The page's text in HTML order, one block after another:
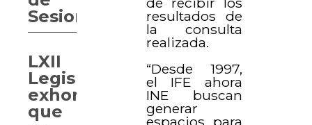
resultados de
la consulta
realizada.
“Desde 1997,
el IFE ahora
INE buscan
generar
espacios para
Sesiones
LXII
Legislatura
exhorta
que